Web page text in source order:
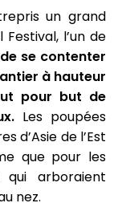
un grand
l’un de
se contenter
à hauteur
pour but de
Les poupées
d’Asie de l’Est
que pour les
arboraient
nez.